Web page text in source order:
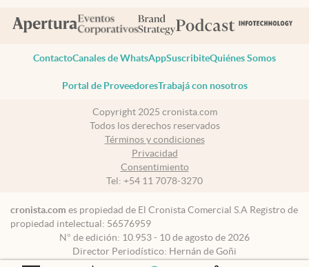
ContactoCanales de WhatsAppSuscribiteQuiénes Somos
Portal de ProveedoresTrabajá con nosotros
Copyright 2025 cronista.com
Todos los derechos reservados
Términos y condiciones
Privacidad
Consentimiento
Tel: +54 11 7078-3270
cronista.com es propiedad de El Cronista Comercial S.A Registro de
propiedad intelectual: 56576959
N° de edición: 10.953 - 10 de agosto de 2026
Director Periodístico: Hernán de Goñi